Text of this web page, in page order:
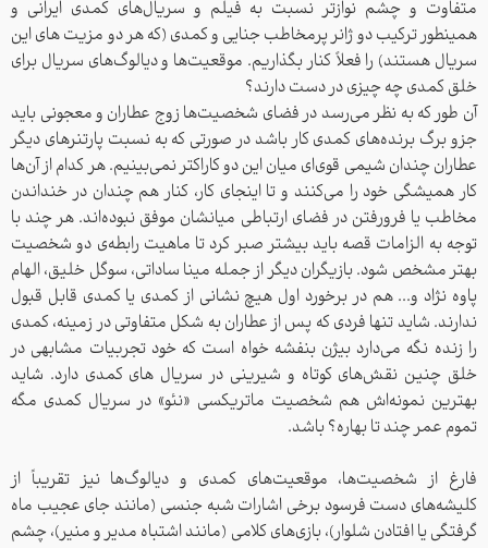
متفاوت و چشم نوازتر نسبت به فیلم و سریال‌های کمدی ایرانی و
همینطور ترکیب دو ژانر پرمخاطب جنایی و کمدی (که هر دو مزیت های این
سریال هستند) را فعلاً کنار بگذاریم. موقعیت‌ها و دیالوگ‌های سریال برای
خلق کمدی چه چیزی در دست دارند؟
آن طور که به نظر می‌رسد در فضای شخصیت‌ها زوج عطاران و معجونی باید
جزو برگ برنده‌های کمدی کار باشد در صورتی که به نسبت پارتنرهای دیگر
عطاران چندان شیمی قوی‌ای میان این دو کاراکتر نمی‌بینیم. هر کدام از آن‌ها
کار همیشگی خود را می‌کنند و تا اینجای کار، کنار هم چندان در خنداندن
مخاطب یا فرورفتن در فضای ارتباطی میانشان موفق نبوده‌اند. هر چند با
توجه به الزامات قصه باید بیشتر صبر کرد تا ماهیت رابطه‌ی دو شخصیت
بهتر مشخص شود. بازیگران دیگر از جمله مینا ساداتی، سوگل خلیق، الهام
پاوه نژاد و... هم در برخورد اول هیچ نشانی از کمدی یا کمدی قابل قبول
ندارند. شاید تنها فردی که پس از عطاران به شکل متفاوتی در زمینه، کمدی
را زنده نگه می‌دارد بیژن بنفشه خواه است که خود تجربیات مشابهی در
خلق چنین نقش‌های کوتاه و شیرینی در سریال های کمدی دارد. شاید
بهترین نمونه‌اش هم شخصیت ماتریکسی «نئو» در سریال کمدی مگه
تموم عمر چند تا بهاره؟ باشد.
فارغ از شخصیت‌ها، موقعیت‌های کمدی و دیالوگ‌ها نیز تقریباً از
کلیشه‌های دست فرسود برخی اشارات شبه جنسی (مانند جای عجیب ماه
گرفتگی یا افتادن شلوار)، بازی‌های کلامی (مانند اشتباه مدیر و منیر)، چشم